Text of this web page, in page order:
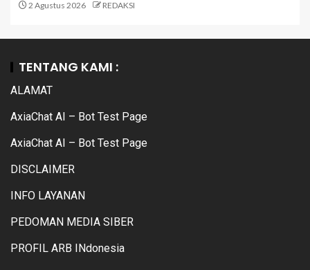
2 Agustus 2026 REDAKSI
TENTANG KAMI :
ALAMAT
AxiaChat AI – Bot Test Page
AxiaChat AI – Bot Test Page
DISCLAIMER
INFO LAYANAN
PEDOMAN MEDIA SIBER
PROFIL ARB INdonesia